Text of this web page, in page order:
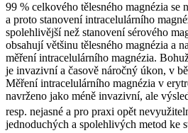
99 % celkového tělesného magnézia se
a proto stanovení intracelulárního
spolehlivější než stanovení sérového
obsahují většinu tělesného magnézia a
měření intracelulárního magnézia.
je invazivní a časově náročný úkon, v
Měření intracelulárního magnézia v
navrženo jako méně invazivní, ale
resp. nejasné a pro praxi opět
jednoduchých a spolehlivých metod ke